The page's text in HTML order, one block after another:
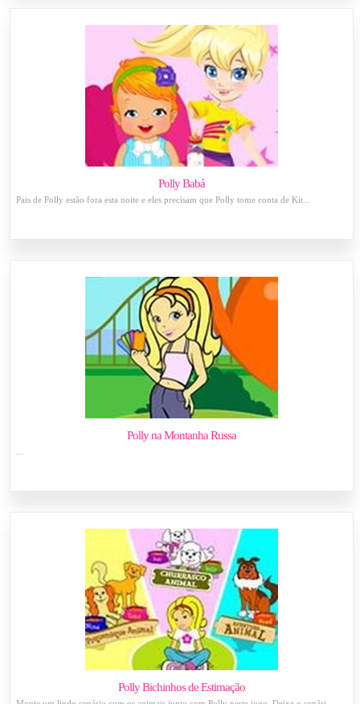
Polly Babá
Pais de Polly estão fora esta noite e eles precisam que Polly tome conta de Kit...
Polly na Montanha Russa
Polly Bichinhos de Estimação